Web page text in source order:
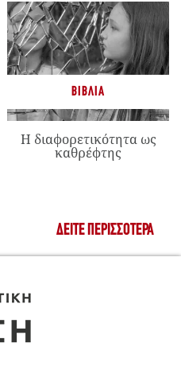
ΒΙΒΛΊΑ
Η διαφορετικότητα ως
καθρέφτης
ΔΕΊΤΕ ΠΕΡΙΣΣΌΤΕΡΑ